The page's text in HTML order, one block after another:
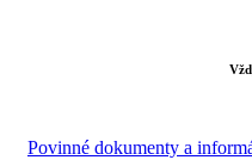
Povinné dokumenty a